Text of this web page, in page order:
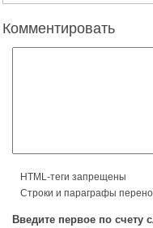
Комментировать
HTML-теги запрещены
Строки и параграфы
Введите первое по счету